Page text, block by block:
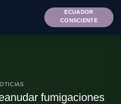
ECUADOR
CONSCIENTE
fumigaciones